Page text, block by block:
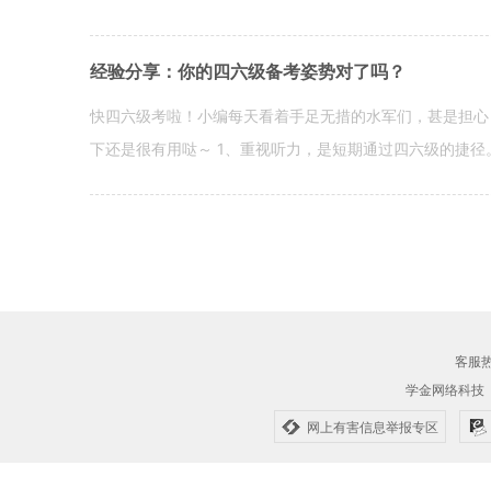
经验分享：你的四六级备考姿势对了吗？
快四六级考啦！小编每天看着手足无措的水军们，甚是担
下还是很有用哒～ 1、重视听力，是短期通过四六级的捷
客服
学金网络科
网上有害信息举报专区